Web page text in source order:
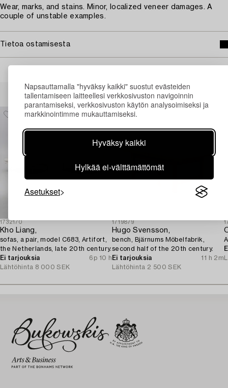
Napsauttamalla "hyväksy kaikki" suostut evästeiden
tallentamiseen laitteellesi verkkosivuston navigoinnin
parantamiseksi, verkkosivuston käytön analysoimiseksi ja
markkinointimme mukauttamiseksi.
Hyväksy kaikki
Hylkää ei-välttämättömät
Asetukset
Wear, marks, and stains. Minor, localized veneer damages. A
couple of unstable examples.
Tietoa ostamisesta
Muiden katsomia kohteita
1732170
Kho Liang,
sofas, a pair, model C683, Artifort,
the Netherlands, late 20th century.
Ei tarjouksia
6p 10 h
Lähtöhinta 8 000 SEK
1719879
Hugo Svensson,
bench, Bjärnums Möbelfabrik,
second half of the 20th century.
Ei tarjouksia
11 h 2m
Lähtöhinta 2 500 SEK